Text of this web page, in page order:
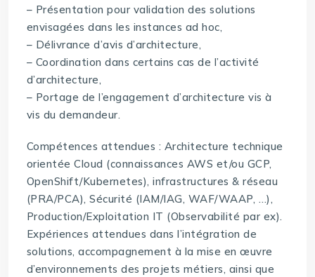
– Présentation pour validation des solutions
envisagées dans les instances ad hoc,
– Délivrance d’avis d’architecture,
– Coordination dans certains cas de l’activité
d’architecture,
– Portage de l’engagement d’architecture vis à
vis du demandeur.
Compétences attendues : Architecture technique
orientée Cloud (connaissances AWS et/ou GCP,
OpenShift/Kubernetes), infrastructures & réseau
(PRA/PCA), Sécurité (IAM/IAG, WAF/WAAP, …),
Production/Exploitation IT (Observabilité par ex).
Expériences attendues dans l’intégration de
solutions, accompagnement à la mise en œuvre
d’environnements des projets métiers, ainsi que